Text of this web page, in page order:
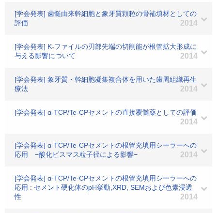
[学会発表] 歯髄由来幹細胞と象牙質顆粒の骨補填材としての
評価
2014
[学会発表] K-ファイルの刃部先端の切削能が根管拡大形成に
与える影響について
2014
[学会発表] 象牙質・幹細胞凝集複合体を用いた歯周組織再生
療法
2014
[学会発表] α-TCP/Te-CPセメントの直接覆髄薬としての評価
2014
[学会発表] α-TCP/Te-CPセメントの根管充填用シーラーへの
応用 −酸化ビスマス粒子径による影響−
2014
[学会発表] α-TCP/Te-CPセメントの根管充填用シーラーへの
応用 : セメント硬化体のpH挙動,XRD, SEMおよび色素浸透
性
2014